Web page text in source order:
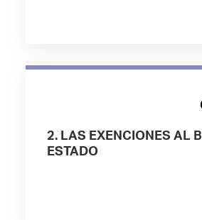
2. LAS EXENCIONES AL
ESTADO